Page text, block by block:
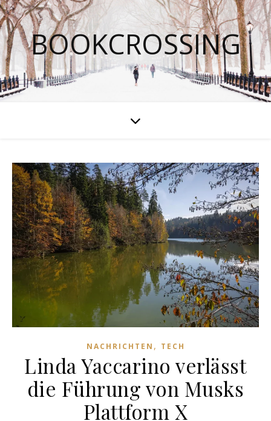
BOOKCROSSING
NACHRICHTEN , TECH
Linda Yaccarino verlässt
die Führung von Musks
Plattform X